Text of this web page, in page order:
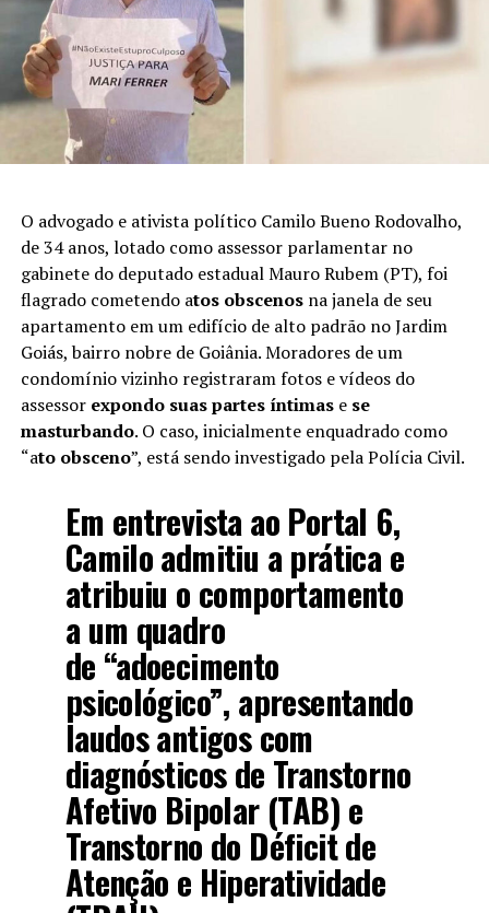
O advogado e ativista político Camilo Bueno Rodovalho,
de 34 anos, lotado como assessor parlamentar no
gabinete do deputado estadual Mauro Rubem (PT), foi
flagrado cometendo atos obscenosna janela de seu
apartamento em um edifício de alto padrão no Jardim
Goiás, bairro nobre de Goiânia. Moradores de um
condomínio vizinho registraram fotos e vídeos do
assessor expondo suas partes íntimase se
masturbando. O caso, inicialmente enquadrado como
“ato obsceno”, está sendo investigado pela Polícia Civil.
Em entrevista ao Portal 6,
Camilo admitiu a prática e
atribuiu o comportamento
a um quadro
de “adoecimento
psicológico”, apresentando
laudos antigos com
diagnósticos de Transtorno
Afetivo Bipolar (TAB) e
Transtorno do Déficit de
Atenção e Hiperatividade